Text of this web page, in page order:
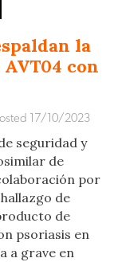
la
con
17/10/2023
seguridad y
de
por
de
de
psoriasis en
a grave en